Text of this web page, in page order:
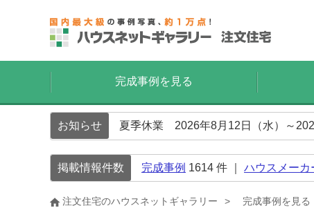
完成事例を見る
お知らせ 夏季休業 2026年8月12日（水）～
掲載情報件数 完成事例 1614 件 ｜ ハウスメーカ
注文住宅のハウスネットギャラリー 完成事例を見る